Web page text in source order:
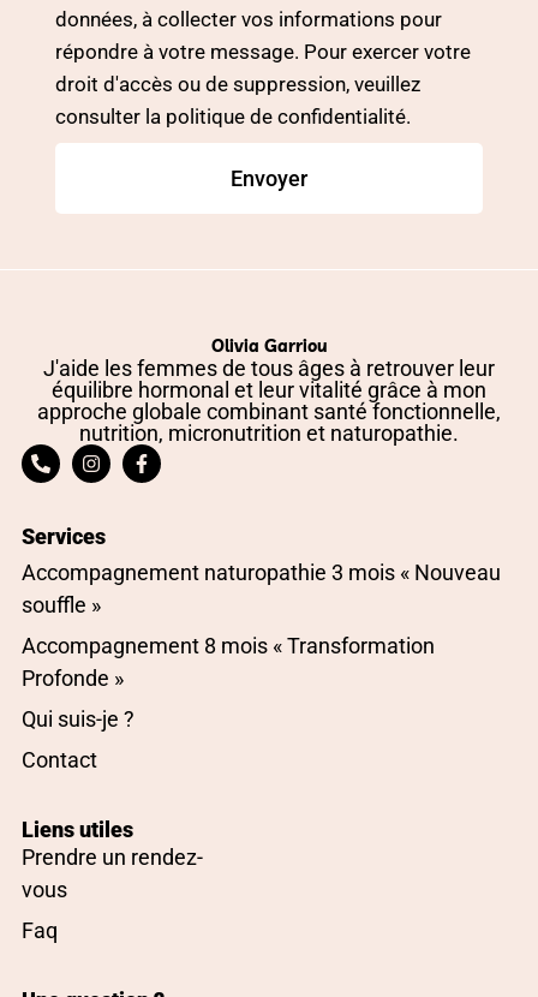
données, à collecter vos informations pour
répondre à votre message. Pour exercer votre
droit d'accès ou de suppression, veuillez
consulter la politique de confidentialité.
Envoyer
Olivia Garriou
J'aide les femmes de tous âges à retrouver leur
équilibre hormonal et leur vitalité grâce à mon
approche globale combinant santé fonctionnelle,
nutrition, micronutrition et naturopathie.
Services
Accompagnement naturopathie 3 mois « Nouveau
souffle »
Accompagnement 8 mois « Transformation
Profonde »
Qui suis-je ?
Contact
Liens utiles
Prendre un rendez-
vous
Faq